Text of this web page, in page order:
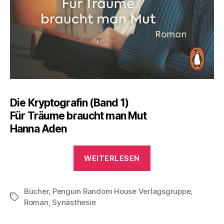
Die Kryptografin (Band 1)
Für Träume braucht man Mut
Hanna Aden
WEITERLESEN
mit
Schlagwörter
Bücher, Penguin Random House Verlagsgruppe,
Roman,Synästhesie